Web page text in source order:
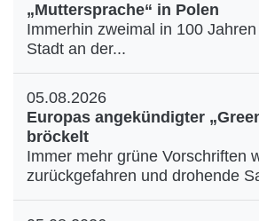
„Muttersprache“ in Polen
Immerhin zweimal in 100
Stadt an der...
05.08.2026
Europas angekündigter
bröckelt
Immer mehr grüne Vorschriften
zurückgefahren und drohende